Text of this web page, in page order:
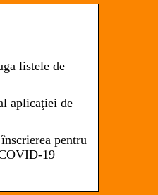
listele de
aplicaţiei de
pentru
19